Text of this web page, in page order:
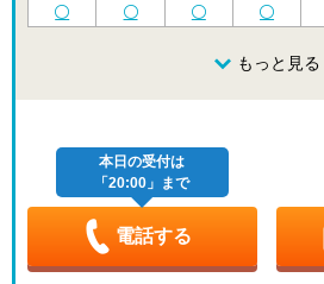
8/23
9/3
金
9/4
9/5
もっと見る
本日の受付は
「20:00」まで
電話する